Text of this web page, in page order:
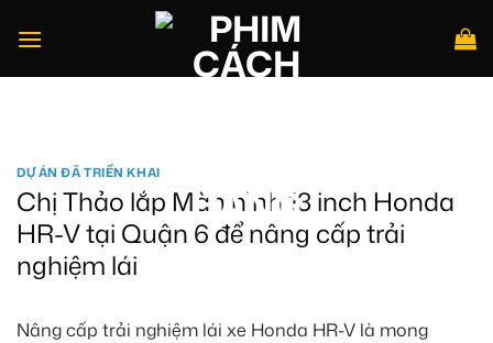
qua
DỰ ÁN ĐÃ TRIỂN KHAI
Chị Thảo lắp Màn hình 13 inch Honda
HR-V tại Quận 6 để nâng cấp trải
nghiệm lái
Nâng cấp trải nghiệm lái xe Honda HR-V là mong